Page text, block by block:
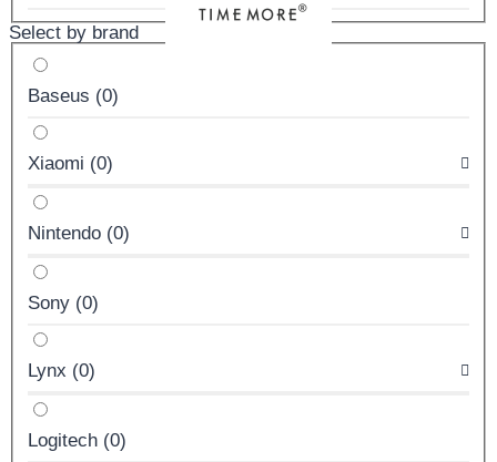
Select by brand
Baseus (0)
Xiaomi (0)
Nintendo (0)
Sony (0)
Lynx (0)
Logitech (0)